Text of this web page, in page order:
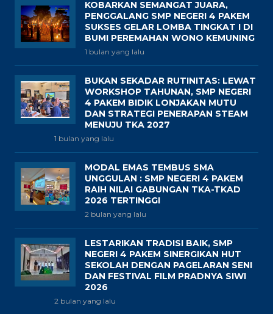
KOBARKAN SEMANGAT JUARA,
PENGGALANG SMP NEGERI 4 PAKEM
SUKSES GELAR LOMBA TINGKAT I DI
BUMI PEREMAHAN WONO KEMUNING
1 bulan yang lalu
BUKAN SEKADAR RUTINITAS: LEWAT
WORKSHOP TAHUNAN, SMP NEGERI
4 PAKEM BIDIK LONJAKAN MUTU
DAN STRATEGI PENERAPAN STEAM
MENUJU TKA 2027
1 bulan yang lalu
MODAL EMAS TEMBUS SMA
UNGGULAN : SMP NEGERI 4 PAKEM
RAIH NILAI GABUNGAN TKA-TKAD
2026 TERTINGGI
2 bulan yang lalu
LESTARIKAN TRADISI BAIK, SMP
NEGERI 4 PAKEM SINERGIKAN HUT
SEKOLAH DENGAN PAGELARAN SENI
DAN FESTIVAL FILM PRADNYA SIWI
2026
2 bulan yang lalu